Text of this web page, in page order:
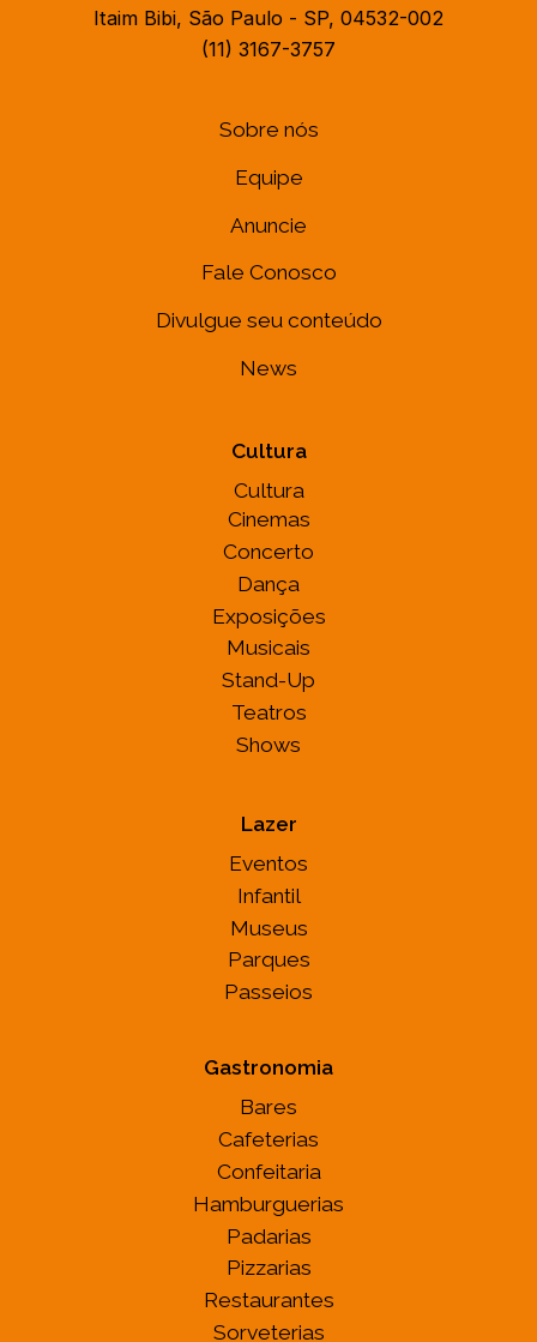
Itaim Bibi, São Paulo - SP, 04532-002
(11) 3167-3757
Sobre nós
Equipe
Anuncie
Fale Conosco
Divulgue seu conteúdo
News
Cultura
Cultura
Cinemas
Concerto
Dança
Exposições
Musicais
Stand-Up
Teatros
Shows
Lazer
Eventos
Infantil
Museus
Parques
Passeios
Gastronomia
Bares
Cafeterias
Confeitaria
Hamburguerias
Padarias
Pizzarias
Restaurantes
Sorveterias